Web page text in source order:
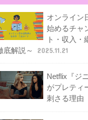
オンライン
始めるチャ
ト・収入・
底解説～
2025.11.21
Netflix『ジ
がプレティ
刺さる理由